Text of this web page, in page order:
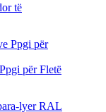
të
për Fletë